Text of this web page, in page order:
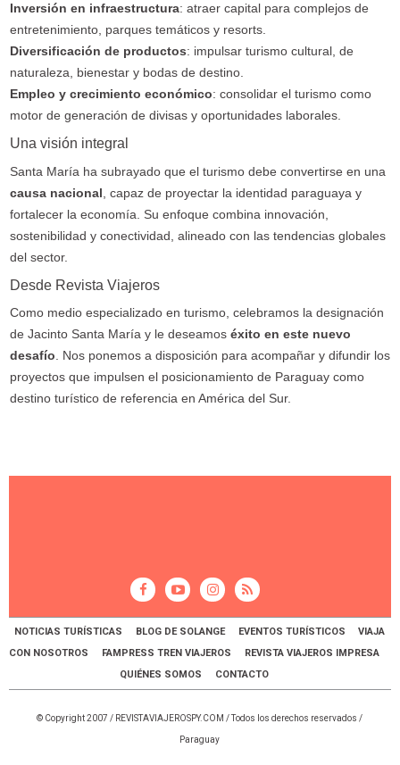
Inversión en infraestructura: atraer capital para complejos de
entretenimiento, parques temáticos y resorts.
Diversificación de productos: impulsar turismo cultural, de
naturaleza, bienestar y bodas de destino.
Empleo y crecimiento económico: consolidar el turismo como
motor de generación de divisas y oportunidades laborales.
Una visión integral
Santa María ha subrayado que el turismo debe convertirse en una
causa nacional , capaz de proyectar la identidad paraguaya y
fortalecer la economía. Su enfoque combina innovación,
sostenibilidad y conectividad, alineado con las tendencias globales
del sector.
Desde Revista Viajeros
Como medio especializado en turismo, celebramos la designación
de Jacinto Santa María y le deseamos éxito en este nuevo
desafío . Nos ponemos a disposición para acompañar y difundir los
proyectos que impulsen el posicionamiento de Paraguay como
destino turístico de referencia en América del Sur.
NOTICIAS TURÍSTICAS BLOG DE SOLANGE EVENTOS TURÍSTICOS
VIAJA
CON NOSOTROS
FAMPRESS TREN VIAJEROS
REVISTA VIAJEROS IMPRESA
QUIÉNES SOMOS
CONTACTO
© Copyright 2007 / REVISTAVIAJEROSPY.COM / Todos los derechos reservados /
Paraguay